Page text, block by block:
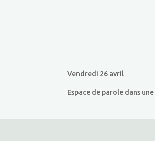
Vendredi 26 avril
Espace de parole dans